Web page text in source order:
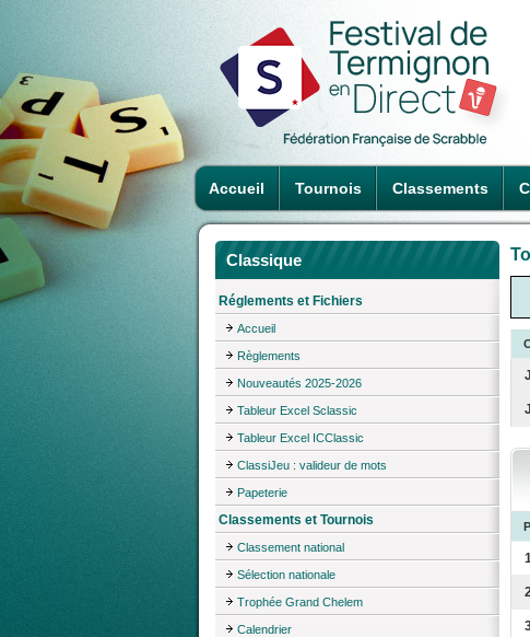
Accueil Tournois Classements
Classique
Réglements et Fichiers
Accueil
Règlements
Nouveautés 2025-2026
Tableur Excel Sclassic
Tableur Excel ICClassic
ClassiJeu : valideur de mots
Papeterie
Classements et Tournois
Classement national
Sélection nationale
Trophée Grand Chelem
Calendrier